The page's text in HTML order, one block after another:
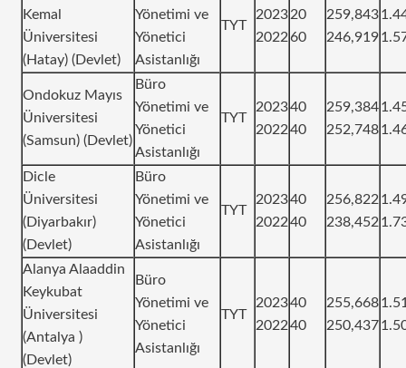
Kemal
Üniversitesi
(Hatay) (Devlet)
Yönetimi ve
Yönetici
Asistanlığı
TYT
2023
2022
20
60
259,843
246,919
Ondokuz Mayıs
Üniversitesi
(Samsun) (Devlet)
Büro
Yönetimi ve
Yönetici
Asistanlığı
TYT
2023
2022
40
40
259,384
252,748
Dicle
Üniversitesi
(Diyarbakır)
(Devlet)
Büro
Yönetimi ve
Yönetici
Asistanlığı
TYT
2023
2022
40
40
256,822
238,452
Alanya Alaaddin
Keykubat
Üniversitesi
(Antalya )
(Devlet)
Büro
Yönetimi ve
Yönetici
Asistanlığı
TYT
2023
2022
40
40
255,668
250,437